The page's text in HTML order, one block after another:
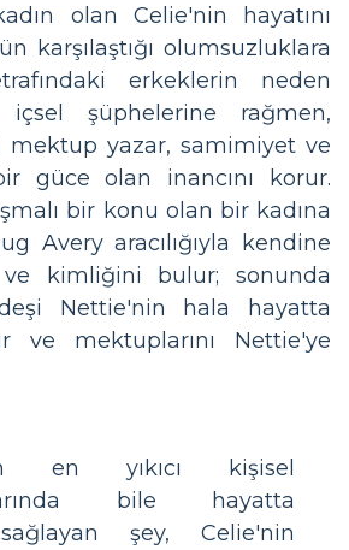
olan Celie'nin hayatını
karşılaştığı olumsuzluklara
erkeklerin neden
şüphelerine rağmen,
mektup yazar, samimiyet ve
güce olan inancını korur.
bir konu olan bir kadına
Avery aracılığıyla kendine
kimliğini bulur; sonunda
Nettie'nin hala hayatta
ve mektuplarını Nettie'ye
en yıkıcı kişisel
bile hayatta
sağlayan şey, Celie'nin